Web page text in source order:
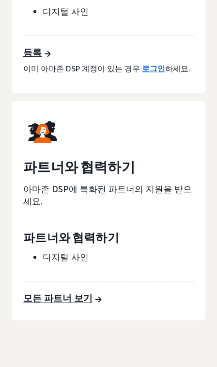
디지털 사인
등록
이미 아마존 DSP 계정이 있는 경우 로그인하세요.
파트너와 협력하기
아마존 DSP에 특화된 파트너의 지원을 받으
세요.
파트너와 협력하기
디지털 사인
모든 파트너 보기